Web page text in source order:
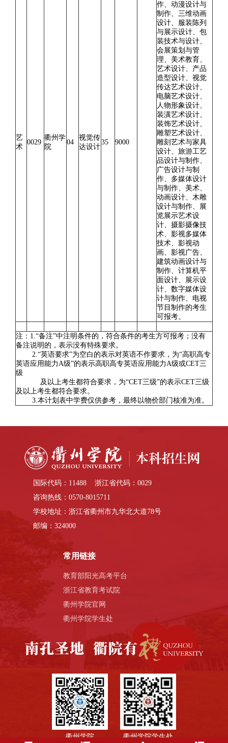
艺
术
0029
衢州学
院
04
视觉传
达设计
35 9000
作、动漫设计与
制作、三维动画
设计、服装陈列
与展示设计、包
装技术与设计、
会展策划与管
理、美术教育、
艺术设计、产品
造型设计、视觉
传达艺术设计、
电脑艺术设计、
人物形象设计、
装潢艺术设计、
装饰艺术设计、
雕塑艺术设计、
雕刻艺术与家具
设计、旅游工艺
品设计与制作、
广告设计与制
作、多媒体设计
与制作、美术、
动画设计、木雕
设计与制作、展
览展示艺术设
计、摄影摄像技
术、影视多媒体
技术、影视动
画、影视广告、
建筑动画设计与
制作、计算机平
面设计、展示设
计、数字媒体设
计与制作、电视
节目制作的考生
可报考。
注：1.“备注”中注明条件的，符合条件的考生方可报考；没有
备注说明的，表示没有特殊要求。
2.“英语要求”为空白的表示对英语不作要求，为“高职高专
英语应用能力A级”的表示高职高专英语应用能力A级或CET三
级
及以上考生都符合要求，为“CET三级”的表示CET三级
及以上考生都符合要求。
3.本计划表中学费仅供参考，最终以物价部门核准为准。
国际代码：11488 浙江省代码：0029
咨询热线：0570-8015711
学校地址：浙江省衢州市九华北大道78号
邮编：324000
常用链接
教育部阳光高考平台
浙江省教育考试院
衢州学院官网
衢州学院学生处
衢州学院 衢州学院学生处